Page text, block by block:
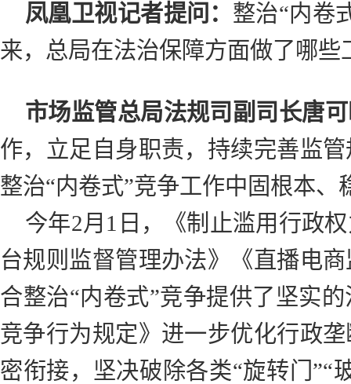
凤凰卫视记者提问： 整治“内卷
来，总局在法治保障方面做了哪些
市场监管总局法规司副司长唐
作，立足自身职责，持续完善监
整治“内卷式”竞争工作中固根本
今年2月1日，《制止滥用行政
台规则监督管理办法》《直播电
合整治“内卷式”竞争提供了坚实
竞争行为规定》进一步优化行政
密衔接，坚决破除各类“旋转门”“